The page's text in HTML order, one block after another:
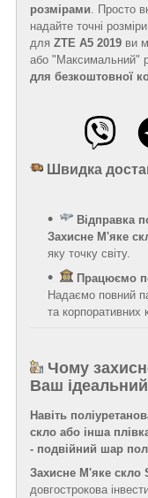
розмірами . Просто
надайте точні
для ZTE A5 2019 ви
або "Максимальний"
для безкоштовної
Швидка
Відправка
Захисне М'яке
яку точку світу.
Працюємо
Надаємо повний
та корпоративних
Чому
Ваш
Навіть
скло або інша
- подвійний шар
Захисне М'яке скло
довгострокова